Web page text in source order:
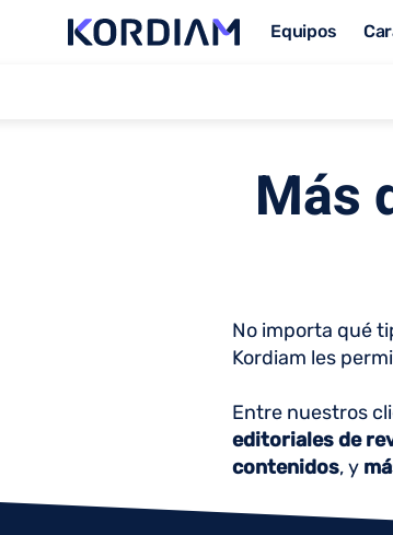
Equipos
Más
No importa qué
Kordiam les
Entre nuestros
editoriales de
contenidos, y